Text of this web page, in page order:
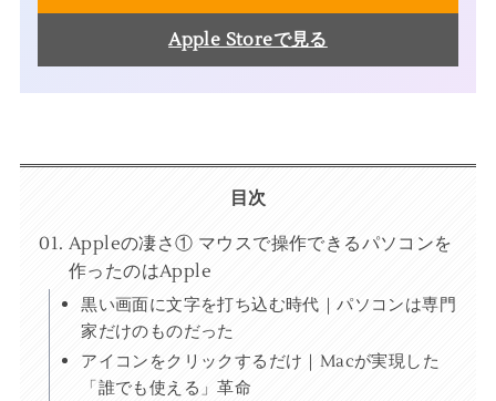
Apple Storeで見る
目次
Appleの凄さ① マウスで操作できるパソコンを
作ったのはApple
黒い画面に文字を打ち込む時代｜パソコンは専門
家だけのものだった
アイコンをクリックするだけ｜Macが実現した
「誰でも使える」革命